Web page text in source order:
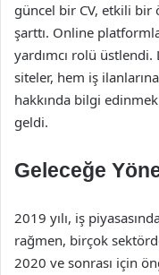
güncel bir CV, etkili bir
şarttı. Online
yardımcı rolü
siteler, hem iş
hakkında bilgi
geldi.
Geleceğe
2019 yılı, iş
rağmen, birçok
2020 ve sonrası için